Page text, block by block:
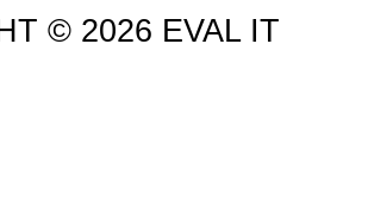
© 2026 EVAL IT